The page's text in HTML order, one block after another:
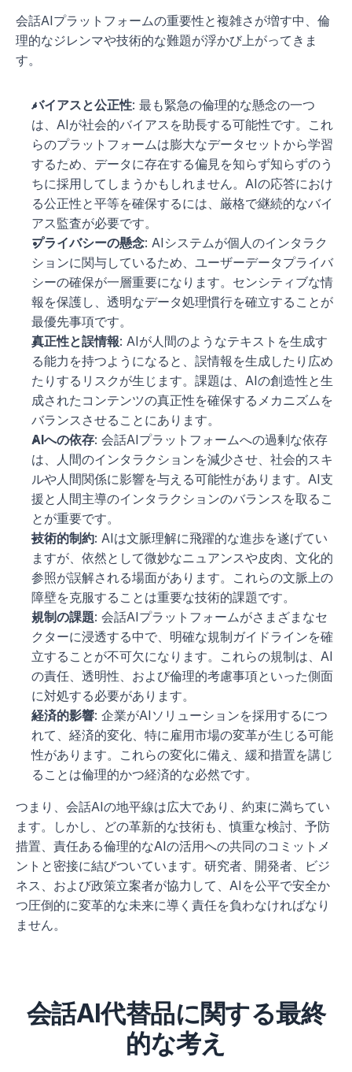
会話AIプラットフォームの重要性と複雑さが増す中、倫
理的なジレンマや技術的な難題が浮かび上がってきま
す。
バイアスと公正性: 最も緊急の倫理的な懸念の一つ
は、AIが社会的バイアスを助長する可能性です。これ
らのプラットフォームは膨大なデータセットから学習
するため、データに存在する偏見を知らず知らずのう
ちに採用してしまうかもしれません。AIの応答におけ
る公正性と平等を確保するには、厳格で継続的なバイ
アス監査が必要です。
プライバシーの懸念: AIシステムが個人のインタラク
ションに関与しているため、ユーザーデータプライバ
シーの確保が一層重要になります。センシティブな情
報を保護し、透明なデータ処理慣行を確立することが
最優先事項です。
真正性と誤情報: AIが人間のようなテキストを生成す
る能力を持つようになると、誤情報を生成したり広め
たりするリスクが生じます。課題は、AIの創造性と生
成されたコンテンツの真正性を確保するメカニズムを
バランスさせることにあります。
AIへの依存: 会話AIプラットフォームへの過剰な依存
は、人間のインタラクションを減少させ、社会的スキ
ルや人間関係に影響を与える可能性があります。AI支
援と人間主導のインタラクションのバランスを取るこ
とが重要です。
技術的制約: AIは文脈理解に飛躍的な進歩を遂げてい
ますが、依然として微妙なニュアンスや皮肉、文化的
参照が誤解される場面があります。これらの文脈上の
障壁を克服することは重要な技術的課題です。
規制の課題: 会話AIプラットフォームがさまざまなセ
クターに浸透する中で、明確な規制ガイドラインを確
立することが不可欠になります。これらの規制は、AI
の責任、透明性、および倫理的考慮事項といった側面
に対処する必要があります。
経済的影響: 企業がAIソリューションを採用するにつ
れて、経済的変化、特に雇用市場の変革が生じる可能
性があります。これらの変化に備え、緩和措置を講じ
ることは倫理的かつ経済的な必然です。
つまり、会話AIの地平線は広大であり、約束に満ちてい
ます。しかし、どの革新的な技術も、慎重な検討、予防
措置、責任ある倫理的なAIの活用への共同のコミットメ
ントと密接に結びついています。研究者、開発者、ビジ
ネス、および政策立案者が協力して、AIを公平で安全か
つ圧倒的に変革的な未来に導く責任を負わなければなり
ません。
会話AI代替品に関する最終
的な考え